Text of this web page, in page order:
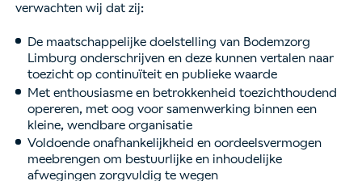
verwachten wij dat zij:
De maatschappelijke doelstelling van Bodemzorg
Limburg onderschrijven en deze kunnen vertalen naar
toezicht op continuïteit en publieke waarde
Met enthousiasme en betrokkenheid toezichthoudend
opereren, met oog voor samenwerking binnen een
kleine, wendbare organisatie
Voldoende onafhankelijkheid en oordeelsvermogen
meebrengen om bestuurlijke en inhoudelijke
afwegingen zorgvuldig te wegen